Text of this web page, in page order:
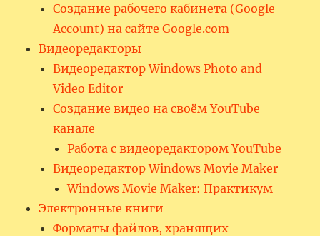
Создание рабочего кабинета (Google
Account) на сайте Google.com
Видеоредакторы
Видеоредактор Windows Photo and
Video Editor
Создание видео на своём YouTube
канале
Работа с видеоредактором YouTube
Видеоредактор Windows Movie Maker
Windows Movie Maker: Практикум
Электронные книги
Форматы файлов, хранящих